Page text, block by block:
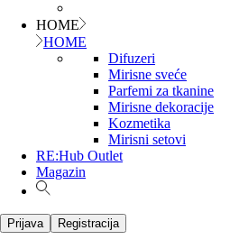
HOME
HOME
Difuzeri
Mirisne sveće
Parfemi za tkanine
Mirisne dekoracije
Kozmetika
Mirisni setovi
RE:Hub Outlet
Magazin
Prijava Registracija